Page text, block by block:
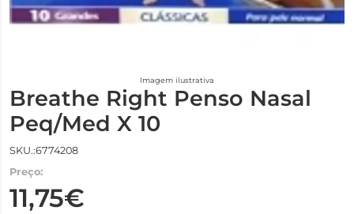
Imagem ilustrativa
Breathe Right Penso Nasal
Peq/Med X 10
SKU.:6774208
Preço:
11,75€